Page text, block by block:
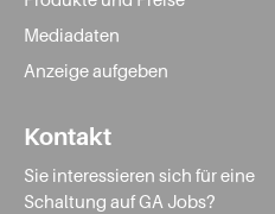
Mediadaten
Anzeige aufgeben
Kontakt
Sie interessieren sich für eine
Schaltung auf GA Jobs?